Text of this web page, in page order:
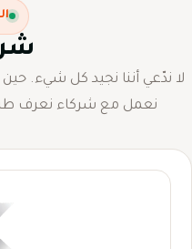
لا ندّعي أننا نجيد كل شيء.
نعمل مع شركاء نعرف